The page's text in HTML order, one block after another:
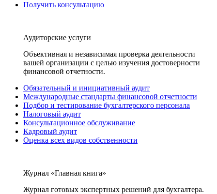
Получить консультацию
Аудиторские услуги
Объективная и независимая проверка деятельности
вашей организации с целью изучения достоверности
финансовой отчетности.
Обязательный и инициативный аудит
Международные стандарты финансовой отчетности
Подбор и тестирование бухгалтерского персонала
Налоговый аудит
Консультационное обслуживание
Кадровый аудит
Оценка всех видов собственности
Журнал «Главная книга»
Журнал готовых экспертных решений для бухгалтера.